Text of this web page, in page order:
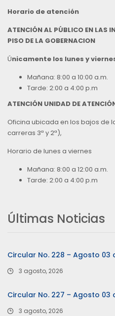
Horario de atención
ATENCIÓN AL PÚBLICO EN LAS
PISO DE LA GOBERNACION
Únicamente los lunes y
Mañana: 8:00 a 10:00 a.m.
Tarde: 2:00 a 4:00 p.m
ATENCIÓN UNIDAD DE
Oficina ubicada en los bajos de
carreras 3ª y 2ª),
Horario de lunes a viernes
Mañana: 8:00 a 12:00 a.m.
Tarde: 2:00 a 4:00 p.m
Últimas Noticias
Circular No. 228 – Agosto 03
3 agosto, 2026
Circular No. 227 – Agosto 03
3 agosto, 2026